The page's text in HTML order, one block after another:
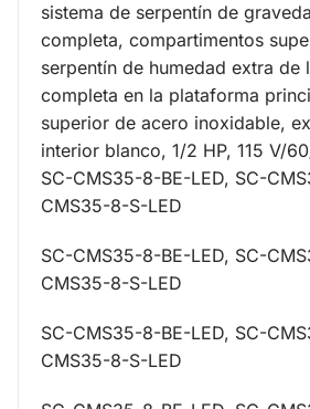
sistema de serpentín de
completa, compartimentos
serpentín de humedad extra de
completa en la plataforma
superior de acero inoxidable,
interior blanco, 1/2 HP, 115 V/
SC-CMS35-8-BE-LED, SC-
CMS35-8-S-LED
SC-CMS35-8-BE-LED, SC-
CMS35-8-S-LED
SC-CMS35-8-BE-LED, SC-
CMS35-8-S-LED